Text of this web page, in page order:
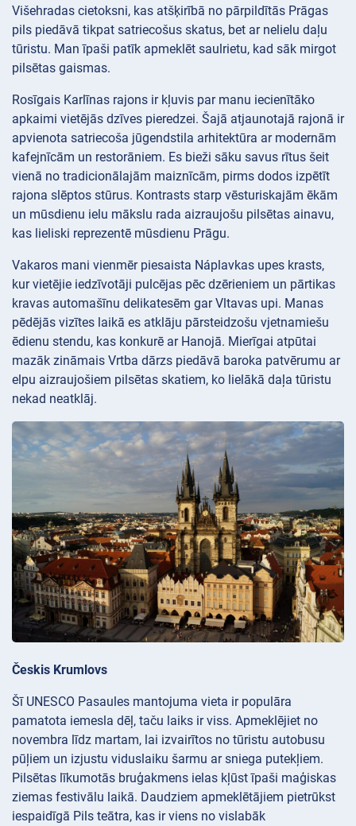
Višehradas cietoksni, kas atšķirībā no pārpildītās Prāgas
pils piedāvā tikpat satriecošus skatus, bet ar nelielu daļu
tūristu. Man īpaši patīk apmeklēt saulrietu, kad sāk mirgot
pilsētas gaismas.
Rosīgais Karlīnas rajons ir kļuvis par manu iecienītāko
apkaimi vietējās dzīves pieredzei. Šajā atjaunotajā rajonā ir
apvienota satriecoša jūgendstila arhitektūra ar modernām
kafejnīcām un restorāniem. Es bieži sāku savus rītus šeit
vienā no tradicionālajām maiznīcām, pirms dodos izpētīt
rajona slēptos stūrus. Kontrasts starp vēsturiskajām ēkām
un mūsdienu ielu mākslu rada aizraujošu pilsētas ainavu,
kas lieliski reprezentē mūsdienu Prāgu.
Vakaros mani vienmēr piesaista Náplavkas upes krasts,
kur vietējie iedzīvotāji pulcējas pēc dzērieniem un pārtikas
kravas automašīnu delikatesēm gar Vltavas upi. Manas
pēdējās vizītes laikā es atklāju pārsteidzošu vjetnamiešu
ēdienu stendu, kas konkurē ar Hanojā. Mierīgai atpūtai
mazāk zināmais Vrtba dārzs piedāvā baroka patvērumu ar
elpu aizraujošiem pilsētas skatiem, ko lielākā daļa tūristu
nekad neatklāj.
Českis Krumlovs
Šī UNESCO Pasaules mantojuma vieta ir populāra
pamatota iemesla dēļ, taču laiks ir viss. Apmeklējiet no
novembra līdz martam, lai izvairītos no tūristu autobusu
pūļiem un izjustu viduslaiku šarmu ar sniega putekļiem.
Pilsētas līkumotās bruģakmens ielas kļūst īpaši maģiskas
ziemas festivālu laikā. Daudziem apmeklētājiem pietrūkst
iespaidīgā Pils teātra, kas ir viens no vislabāk